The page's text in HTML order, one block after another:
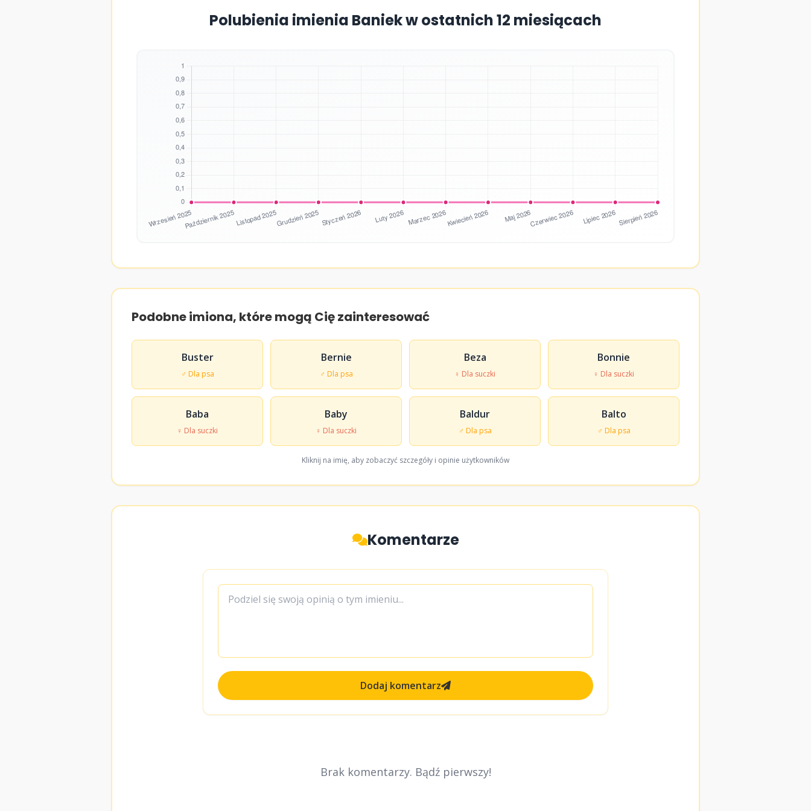
Polubienia imienia Baniek w ostatnich 12 miesiącach
Podobne imiona, które mogą Cię zainteresować
Buster
♂ Dla psa
Bernie
♂ Dla psa
Beza
♀ Dla suczki
Bonnie
♀ Dla suczki
Baba
♀ Dla suczki
Baby
♀ Dla suczki
Baldur
♂ Dla psa
Balto
♂ Dla psa
Kliknij na imię, aby zobaczyć szczegóły i opinie użytkowników
Komentarze
Dodaj komentarz
Brak komentarzy. Bądź pierwszy!